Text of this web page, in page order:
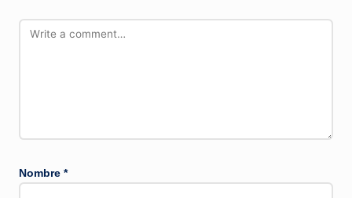
Nombre *